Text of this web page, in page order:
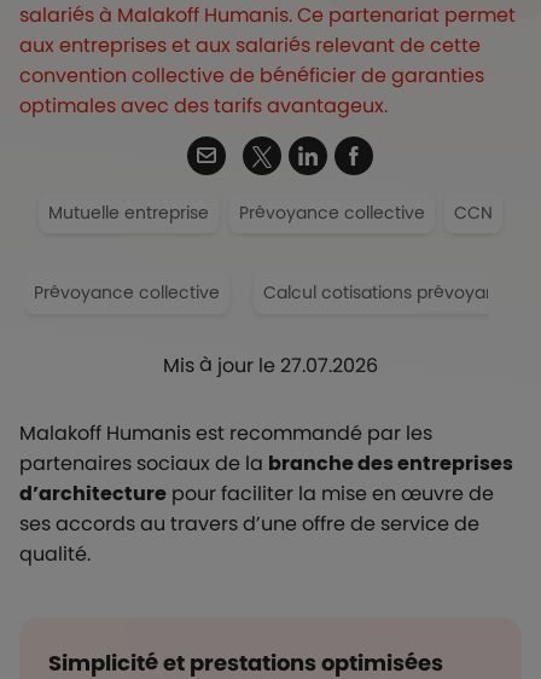
salariés à Malakoff Humanis. Ce partenariat permet
aux entreprises et aux salariés relevant de cette
convention collective de bénéficier de garanties
optimales avec des tarifs avantageux.
Mis à jour le 27.07.2026
Mutuelle entreprise Prévoyance collective CCN
Prévoyance collective Calcul cotisations prévoyance
Twitter
Malakoff Humanis est recommandé par les
partenaires sociaux de la branche des entreprises
d’architecture pour faciliter la mise en œuvre de
ses accords au travers d’une offre de service de
qualité.
Simplicité et prestations optimisées